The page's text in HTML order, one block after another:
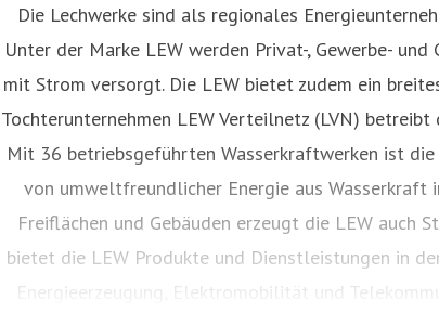
Die Lechwerke sind als regionales
Unter der Marke LEW werden Privat-, Gewerbe-
mit Strom versorgt. Die LEW bietet zudem ein
Tochterunternehmen LEW Verteilnetz (LVN)
Mit 36 betriebsgeführten Wasserkraftwerken ist
von umweltfreundlicher Energie aus Wasserkraft
Freiflächen und Gebäuden erzeugt die LEW auch
bietet die LEW Produkte und Dienstleistungen in
Energieerzeugung, Elektromobilität und